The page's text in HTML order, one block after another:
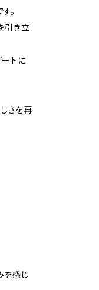
。
引き立
ートに
さを再
を感じ